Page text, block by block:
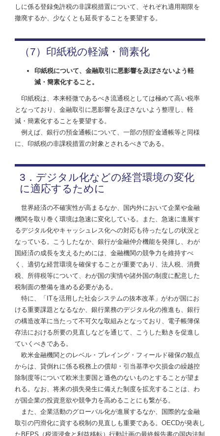
しに係る登録免許税の非課税措置について、それぞれ適用期限を
撤廃するか、少なくとも延長することを要望する。
（7）印紙税の軽減・簡素化
印紙税について、金融取引に悪影響を及ぼさないよう軽
減・簡素化すること。
印紙税は、本来軽微であるべき流通税としては極めて高い税率
となっており、金融取引に悪影響を及ぼさないよう整理し、軽
減・簡素化することを要望する。
例えば、銀行の預金通帳について、一部の預貯金通帳等と同様
に、印紙税の非課税措置の対象とされるべきである。
3．デジタル化などの経営環境の変化
に適応するために
世界経済の不確実性が高まるなか、国内外において企業や金融
機関を取り巻く環境は急速に変化している。また、急速に進展す
るデジタル化やキャッシュレス化への対応も待ったなしの状況と
なっている。こうしたなか、銀行が金融仲介機能を発揮し、わが
国経済の成長を支えるためには、金融機関の競争力を維持すべ
く、適切な経営環境を確保することが重要であり、法人税、消費
税、所得税等について、わが国の実情や諸外国の制度に配意した
税制面の整備を進める必要がある。
特に、「ITを活用した社会システムの抜本改革」がわが国にお
ける重要課題となるなか、銀行業務のデジタル化の推進も、銀行
の構造改革に当たって不可欠な取組みとなっており、電子帳簿保
存法における所要の見直しなどを通じて、こうした動きを促進し
ていくべきである。
欧米金融機関とのレベル・プレイング・フィールド確保の観点
からは、貸倒れに係る税務上の償却・引当基準や欠損金の繰越控
除制度等について欧米主要国と遜色のないものとすることが望ま
れる。なお、将来の損失発生に備えた制度を拡充することは、わ
が国企業の投資意欲や競争力を高めることにも繋がる。
また、企業活動のグローバル化が進展するなか、国際的な金融
取引の円滑化に資する税制の見直しも重要である。OECDが発表し
たBEPS（税源浸食と利益移転）行動計画の最終報告書の国内法制